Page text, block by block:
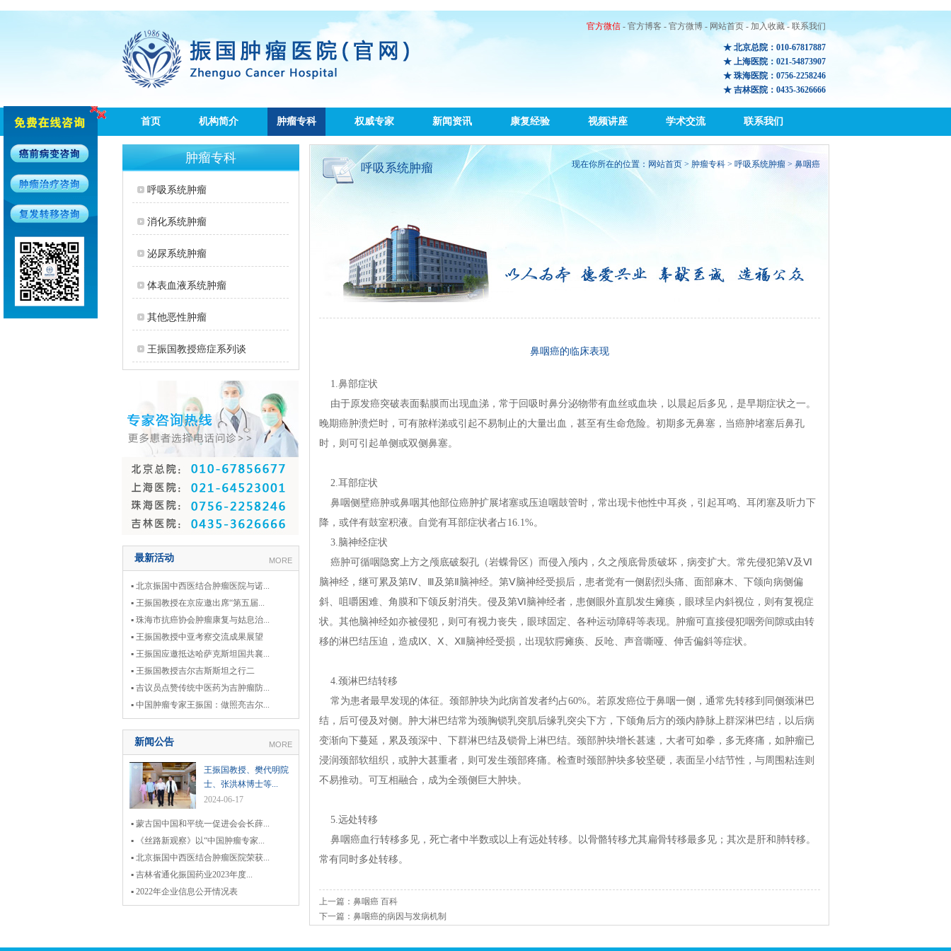
官方微信- 官方博客 - 官方微博- 网站首页- 加入收藏- 联系我们
★ 北京总院：010-67817887
★ 上海医院：021-54873907
★ 珠海医院：0756-2258246
★ 吉林医院：0435-3626666
首页 机构简介 肿瘤专科 权威专家 新闻资讯 康复经验 视频讲座 学术交流 联系我们
肿瘤专科
呼吸系统肿瘤
消化系统肿瘤
泌尿系统肿瘤
体表血液系统肿瘤
其他恶性肿瘤
王振国教授癌症系列谈
最新活动 MORE
▪ 北京振国中西医结合肿瘤医院与诺...
▪ 王振国教授在京应邀出席“第五届...
▪ 珠海市抗癌协会肿瘤康复与姑息治...
▪ 王振国教授中亚考察交流成果展望
▪ 王振国应邀抵达哈萨克斯坦国共襄...
▪ 王振国教授吉尔吉斯斯坦之行二
▪ 吉议员点赞传统中医药为吉肿瘤防...
▪ 中国肿瘤专家王振国：做照亮吉尔...
新闻公告 MORE
王振国教授、樊代明院
士、张洪林博士等...
2024-06-17
▪ 蒙古国中国和平统一促进会会长薛...
▪ 《丝路新观察》以“中国肿瘤专家...
▪ 北京振国中西医结合肿瘤医院荣获...
▪ 吉林省通化振国药业2023年度...
▪ 2022年企业信息公开情况表
呼吸系统肿瘤 现在你所在的位置： 网站首页 > 肿瘤专科 > 呼吸系统肿瘤 > 鼻咽癌
鼻咽癌的临床表现
1.鼻部症状
由于原发癌突破表面黏膜而出现血涕，常于回吸时鼻分泌物带有血丝或血块，以晨起后多见，是早期症状之一。
晚期癌肿溃烂时，可有脓样涕或引起不易制止的大量出血，甚至有生命危险。初期多无鼻塞，当癌肿堵塞后鼻孔
时，则可引起单侧或双侧鼻塞。
2.耳部症状
鼻咽侧壁癌肿或鼻咽其他部位癌肿扩展堵塞或压迫咽鼓管时，常出现卡他性中耳炎，引起耳鸣、耳闭塞及听力下
降，或伴有鼓室积液。自觉有耳部症状者占16.1%。
3.脑神经症状
癌肿可循咽隐窝上方之颅底破裂孔（岩蝶骨区）而侵入颅内，久之颅底骨质破坏，病变扩大。常先侵犯第Ⅴ及Ⅵ
脑神经，继可累及第Ⅳ、Ⅲ及第Ⅱ脑神经。第Ⅴ脑神经受损后，患者觉有一侧剧烈头痛、面部麻木、下颌向病侧偏
斜、咀嚼困难、角膜和下颌反射消失。侵及第Ⅵ脑神经者，患侧眼外直肌发生瘫痪，眼球呈内斜视位，则有复视症
状。其他脑神经如亦被侵犯，则可有视力丧失，眼球固定、各种运动障碍等表现。肿瘤可直接侵犯咽旁间隙或由转
移的淋巴结压迫，造成Ⅸ、Ⅹ、Ⅻ脑神经受损，出现软腭瘫痪、反呛、声音嘶哑、伸舌偏斜等症状。
4.颈淋巴结转移
常为患者最早发现的体征。颈部肿块为此病首发者约占60%。若原发癌位于鼻咽一侧，通常先转移到同侧颈淋巴
结，后可侵及对侧。肿大淋巴结常为颈胸锁乳突肌后缘乳突尖下方，下颌角后方的颈内静脉上群深淋巴结，以后病
变渐向下蔓延，累及颈深中、下群淋巴结及锁骨上淋巴结。颈部肿块增长甚速，大者可如拳，多无疼痛，如肿瘤已
浸润颈部软组织，或肿大甚重者，则可发生颈部疼痛。检查时颈部肿块多较坚硬，表面呈小结节性，与周围粘连则
不易推动。可互相融合，成为全颈侧巨大肿块。
5.远处转移
鼻咽癌血行转移多见，死亡者中半数或以上有远处转移。以骨骼转移尤其扁骨转移最多见；其次是肝和肺转移。
常有同时多处转移。
上一篇： 鼻咽癌 百科
下一篇： 鼻咽癌的病因与发病机制